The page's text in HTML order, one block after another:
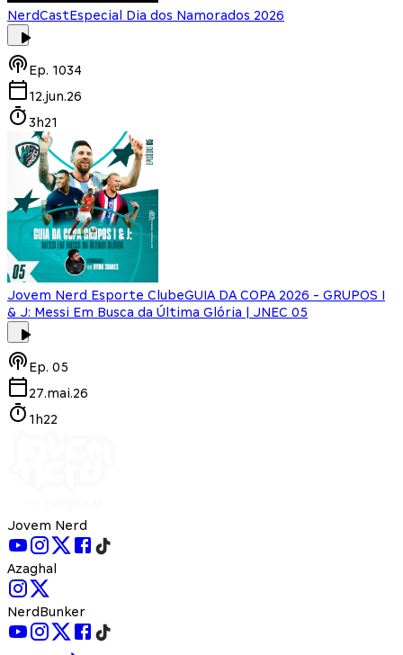
NerdCastEspecial Dia dos Namorados 2026
Ep. 1034
12.jun.26
3h21
Jovem Nerd Esporte ClubeGUIA DA COPA 2026 - GRUPOS I
& J: Messi Em Busca da Última Glória | JNEC 05
Ep. 05
27.mai.26
1h22
Jovem Nerd
Azaghal
NerdBunker